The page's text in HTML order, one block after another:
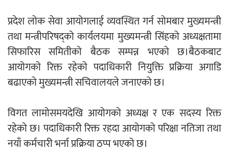
एम्बुलेन्सको उपहार भारत र नेपालबीचको निकै
बलियो र जीवन्त विकास साझेदारीको एक
हिस्सा : नियोग उपप्रमुख श्रीवास्तव
प्रेस काउन्सिल सदस्य नियुक्तिमा विभेद भयो :
जनमत पत्रकार संघ
प्रदेश लोक सेवा आयोगलाई व्यवस्थित गर्न सोमबार मुख्यमन्त्री
तथा मन्त्रीपरिषद्को कार्यलयमा मुख्यमन्त्री सिंहको अध्यक्षतामा
सिफारिस समितीको बैठक सम्पन्न भएको छ।बैठकबाट
आयोगको रिक्त रहेको पदाधिकारी नियुक्ति प्रक्रिया अगाडि
बढाएको मुख्यमन्त्री सचिवालयले जनाएको छ।
विगत लामोसमयदेखि आयोगको अध्यक्ष र एक सदस्य रिक्त
रहेको छ। पदाधिकारी रिक्त रहदा आयोगको परिक्षा नतिजा तथा
नयाँ कर्मचारी भर्ना प्रक्रिया ठप्प भएको छ।